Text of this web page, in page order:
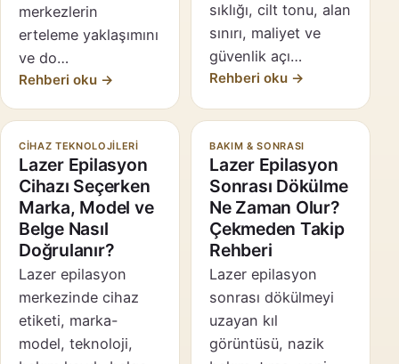
merkezlerin
erteleme yaklaşımını
ve do…
Rehberi oku →
sıklığı, cilt tonu, alan
sınırı, maliyet ve
güvenlik açı…
Rehberi oku →
CIHAZ TEKNOLOJILERI
Lazer Epilasyon
Cihazı Seçerken
Marka, Model ve
Belge Nasıl
Doğrulanır?
Lazer epilasyon
merkezinde cihaz
etiketi, marka-
model, teknoloji,
BAKIM & SONRASI
Lazer Epilasyon
Sonrası Dökülme
Ne Zaman Olur?
Çekmeden Takip
Rehberi
Lazer epilasyon
sonrası dökülmeyi
uzayan kıl
görüntüsü, nazik